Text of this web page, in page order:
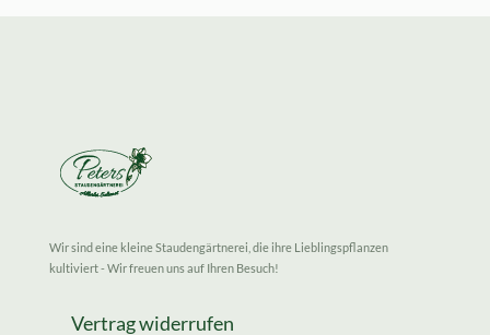
Wir sind eine kleine Staudengärtnerei, die ihre Lieblingspflanzen
kultiviert - Wir freuen uns auf Ihren Besuch!
Vertrag widerrufen